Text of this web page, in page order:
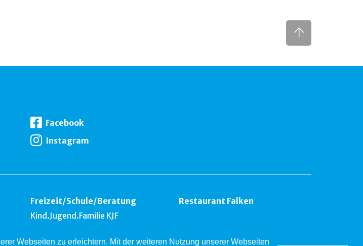
Webseiten zu erleichtern. Mit der weiteren Nutzung unserer Webseiten
Facebook
Instagram
Freizeit/Schule/Beratung
Kind.Jugend.Familie KJF
Restaurant Falken